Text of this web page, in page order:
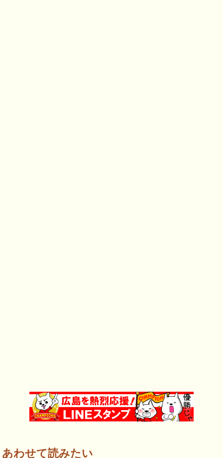
あわせて読みたい